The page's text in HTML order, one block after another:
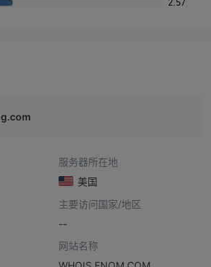
2.57
服务器所在地
美国
主要访问国家/地区
--
网站名称